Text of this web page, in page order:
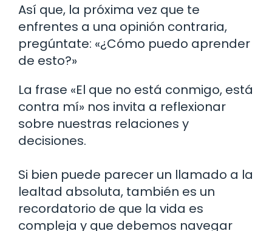
Así que, la próxima vez que te
enfrentes a una opinión contraria,
pregúntate: «¿Cómo puedo aprender
de esto?»
La frase «El que no está conmigo, está
contra mí» nos invita a reflexionar
sobre nuestras relaciones y
decisiones.
Si bien puede parecer un llamado a la
lealtad absoluta, también es un
recordatorio de que la vida es
compleja y que debemos navegar